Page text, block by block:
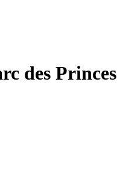
des Princes